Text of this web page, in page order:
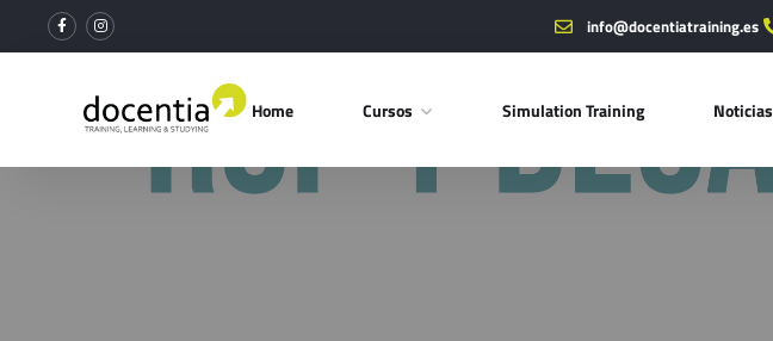
info@docentiatraining.es
Home Cursos Simulation Training Noticias